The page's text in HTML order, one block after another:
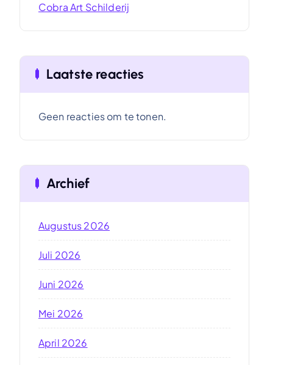
Cobra Art Schilderij
Laatste reacties
Geen reacties om te tonen.
Archief
Augustus 2026
Juli 2026
Juni 2026
Mei 2026
April 2026